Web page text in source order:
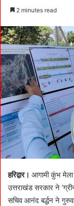
2 minutes read
हरिद्वार। आगामी कुंभ
उत्तराखंड सरकार ने
सचिव आनंद बर्द्धन ने